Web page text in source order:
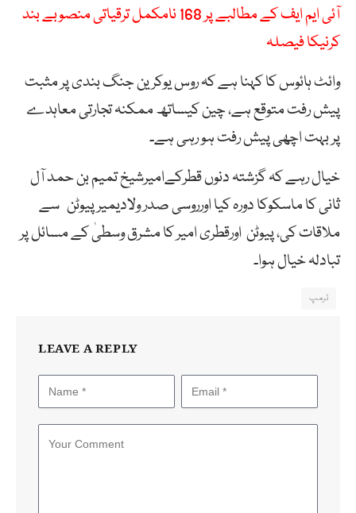
آئی ایم ایف کے مطالبے پر 168 نامکمل ترقیاتی منصوبے بند
کرنیکا فیصلہ
وائٹ ہائوس کا کہنا ہے کہ روس یوکرین جنگ بندی پر مثبت
پیش رفت متوقع ہے، چین کیساتھ ممکنہ تجارتی معاہدے
پر بہت اچھی پیش رفت ہو رہی ہے۔
خیال رہے کہ گزشتہ دنوں قطرکےامیرشیخ تمیم بن حمد آل
ثانی کا ماسکوکا دورہ کیا اورروسی صدر ولادیمیر پیوٹن سے
ملاقات کی، پیوٹن اورقطری امیر کا مشرق وسطیٰ کے مسائل پر
تبادلہ خیال ہوا۔
ٹرمپ
LEAVE A REPLY